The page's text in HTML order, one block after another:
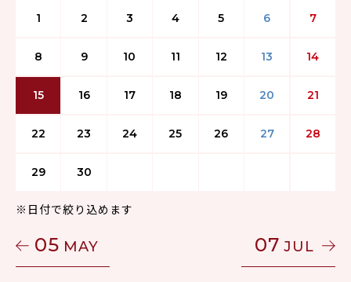
05 MAY
1 2 3 4 5 6 7
8 9 10 11 12 13 14
15 16 17 18 19 20 21
22 23 24 25 26 27 28
29 30
※日付で絞り込めます
07 JUL